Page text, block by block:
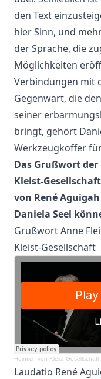
den Text
hier Sinn, und
der Sprache, die
Möglichkeiten
Verbindungen mit
Gegenwart, die
seiner
bringt, gehört
Werkzeugkoffer
Das Grußwort
Kleist-
von René
Daniela Seel
Grußwort Anne
Kleist-Gesellschaft
Heinrich-von-Kleist-Gesellschaft
Laudatio René